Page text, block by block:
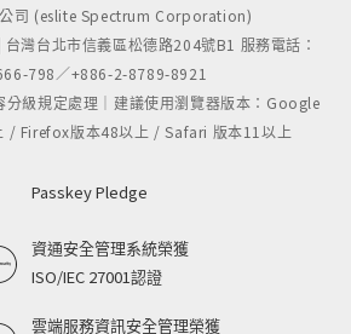
司 (eslite Spectrum Corporation)
灣台北市信義區松德路204號B1 服務電話：
798／+886-2-8789-8921
分級規定處理｜建議使用瀏覽器版本：Google
/ Firefox版本48以上 / Safari 版本11以上
Passkey Pledge
資通安全管理系統榮獲
ISO/IEC 27001認證
雲端服務資訊安全管理榮獲